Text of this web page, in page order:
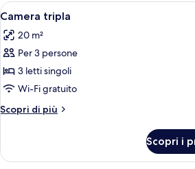
Apri
tutte
le
foto
per
Camera
tripla
Una
5
Camera tripla
20 m²
Per 3 persone
3 letti singoli
Wi-Fi gratuito
Scopri di più
Altri
tripla
Scopri i